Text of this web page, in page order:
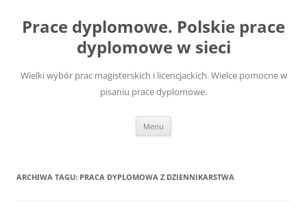
treści
Prace dyplomowe. Polskie prace
dyplomowe w sieci
Wielki wybór prac magisterskich i licencjackich. Wielce pomocne w
pisaniu prace dyplomowe.
Menu
ARCHIWA TAGU: PRACA DYPLOMOWA Z DZIENNIKARSTWA